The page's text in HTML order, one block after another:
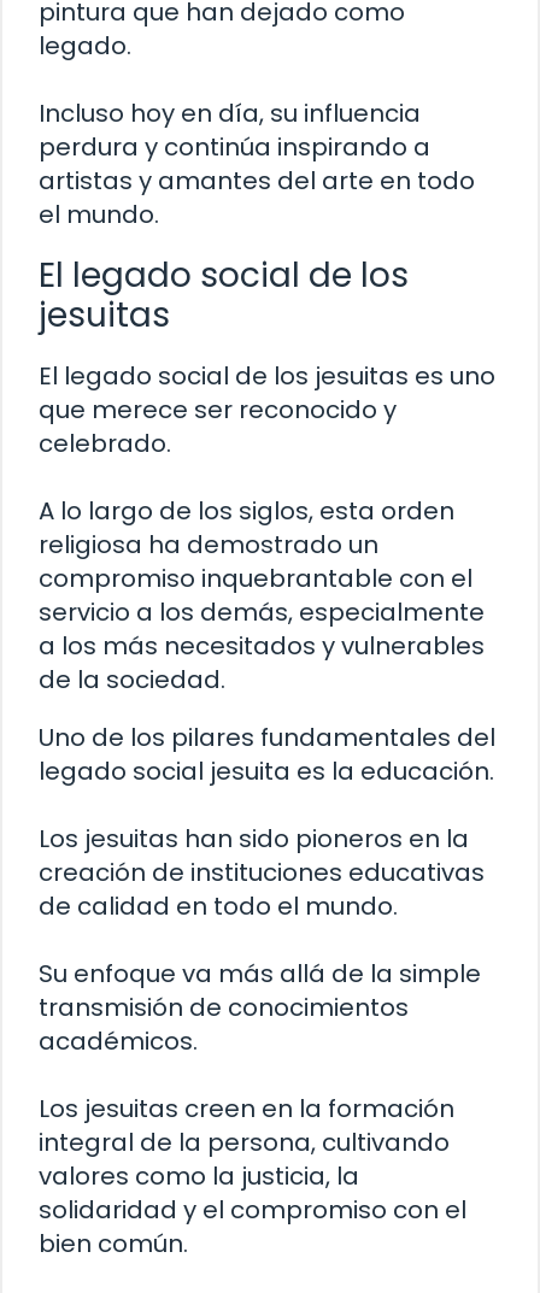
pintura que han dejado como
legado.
Incluso hoy en día, su influencia
perdura y continúa inspirando a
artistas y amantes del arte en todo
el mundo.
El legado social de los
jesuitas
El legado social de los jesuitas es uno
que merece ser reconocido y
celebrado.
A lo largo de los siglos, esta orden
religiosa ha demostrado un
compromiso inquebrantable con el
servicio a los demás, especialmente
a los más necesitados y vulnerables
de la sociedad.
Uno de los pilares fundamentales del
legado social jesuita es la educación.
Los jesuitas han sido pioneros en la
creación de instituciones educativas
de calidad en todo el mundo.
Su enfoque va más allá de la simple
transmisión de conocimientos
académicos.
Los jesuitas creen en la formación
integral de la persona, cultivando
valores como la justicia, la
solidaridad y el compromiso con el
bien común.